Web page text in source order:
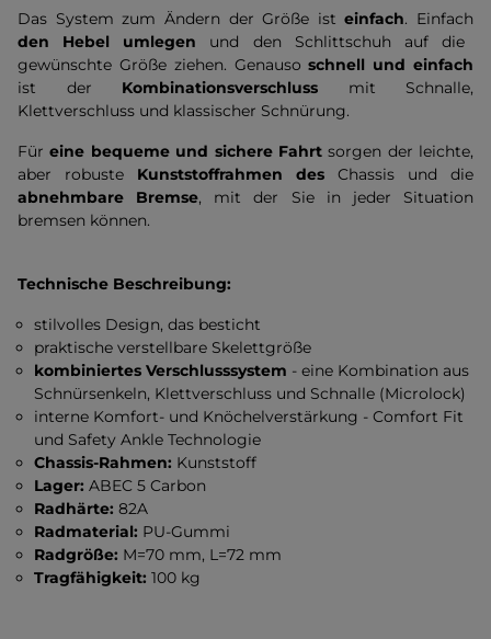
Das System zum Ändern der Größe isteinfach. Einfach
den Hebel umlegen und den Schlittschuh auf die
gewünschte Größe ziehen. Genausoschnell und einfach
ist der Kombinationsverschluss mit Schnalle,
Klettverschluss und klassischer Schnürung.
Füreine bequeme und sichere Fahrtsorgen der leichte,
aber robuste Kunststoffrahmen des Chassis und die
abnehmbare Bremse, mit der Sie in jeder Situation
bremsen können.
Technische Beschreibung:
stilvolles Design, das besticht
praktische verstellbare Skelettgröße
kombiniertes Verschlusssystem - eine Kombination aus
Schnürsenkeln, Klettverschluss und Schnalle (Microlock)
interne Komfort- und Knöchelverstärkung - Comfort Fit
und Safety Ankle Technologie
Chassis-Rahmen: Kunststoff
Lager: ABEC 5 Carbon
Radhärte: 82A
Radmaterial: PU-Gummi
Radgröße: M=70 mm, L=72 mm
Tragfähigkeit: 100 kg